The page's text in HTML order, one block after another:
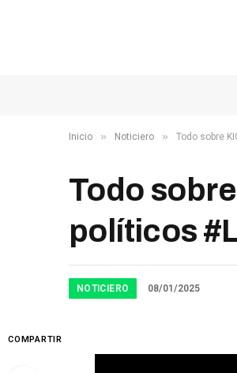
Inicio » Noticiero » Todo sobre
Todo
políticos
NOTICIERO 08/01/2025
COMPARTIR